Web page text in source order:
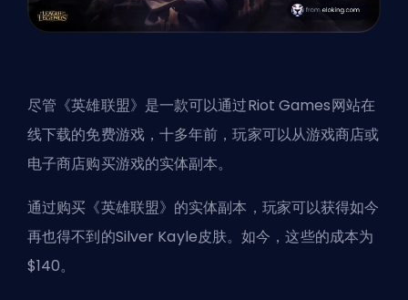
尽管《英雄联盟》是一款可以通过Riot Games网站在
线下载的免费游戏，十多年前，玩家可以从游戏商店或
电子商店购买游戏的实体副本。
通过购买《英雄联盟》的实体副本，玩家可以获得如今
再也得不到的Silver Kayle皮肤。如今，这些的成本为
$140。